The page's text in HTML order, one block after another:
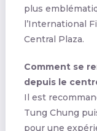
plus
l’International
Central Plaza.
Comment se
depuis le
Il est
Tung Chung
pour une